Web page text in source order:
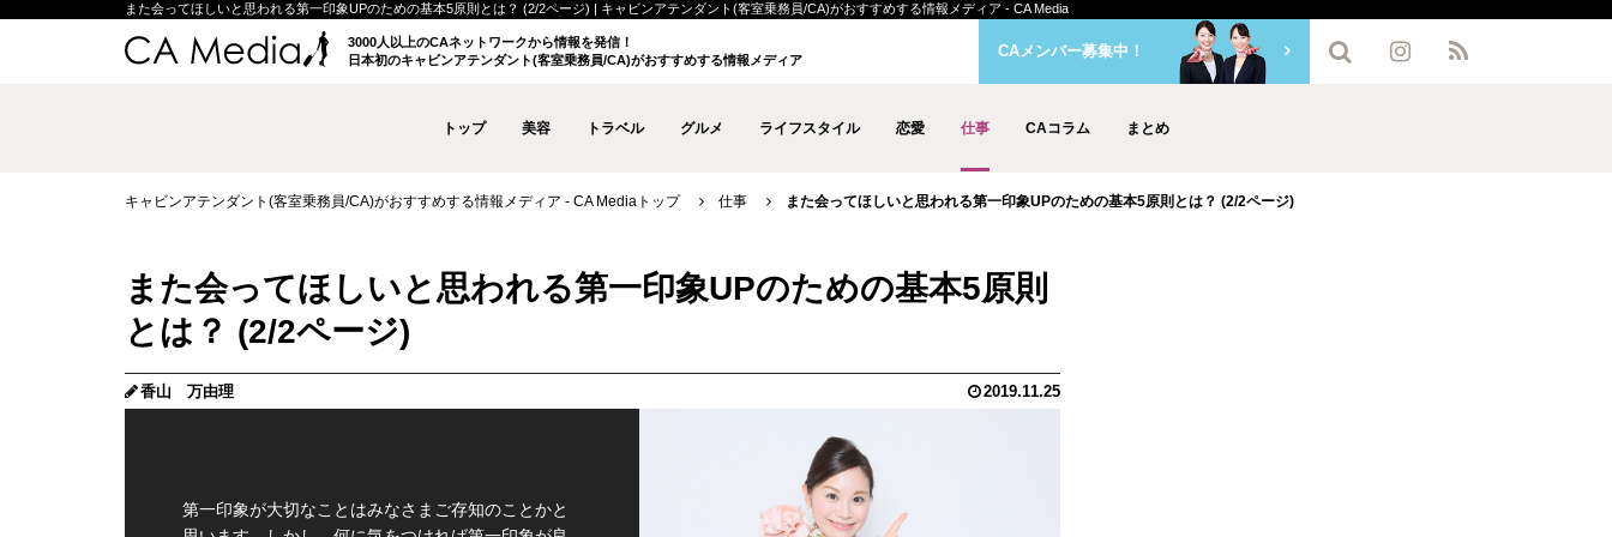
また会ってほしいと思われる第一印象UPのための基本5原則とは？ (2/2ページ) | キャビンアテンダント(客室乗務員/CA)がおすすめする情報メディア - CA Media
3000人以上のCAネットワークから情報を発信！
日本初のキャビンアテンダント(客室乗務員/CA)がおすすめする情報メディア
トップ 美容 トラベル グルメ ライフスタイル 恋愛 仕事 CAコラム まとめ
CAメンバー募集中！
キャビンアテンダント(客室乗務員/CA)がおすすめする情報メディア - CA Mediaトップ 仕事 また会ってほしいと思われる第一印象UPのための基本5原則とは？ (2/2ページ)
また会ってほしいと思われる第一印象UPのための基本5原則
とは？ (2/2ページ)
香山 万由理 2019.11.25
第一印象が大切なことはみなさまご存知のことかと